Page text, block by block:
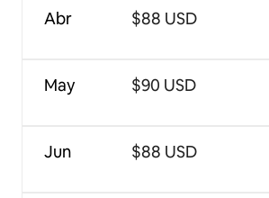
Abr
May
Jun
$88 USD
$90 USD
$88 USD